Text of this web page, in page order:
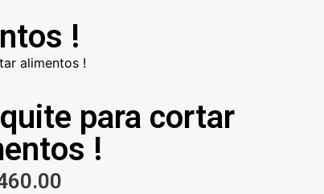
!
alimentos !
para cortar
!